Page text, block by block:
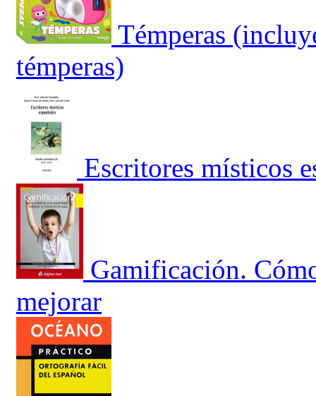
Témperas
témperas)
Escritores místicos
Gamificación.
mejorar